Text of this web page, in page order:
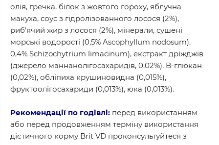
олія, гречка, білок з жовтого гороху, яблучна
макуха, соус з гідролізованного лосося (2%),
риб'ячий жир з лосося (2%), мінерали, сушені
морські водорості (0,5% Ascophyllum nodosum),
0,4% Schizochytrium limacinum), екстракт дріжджів
(джерело маннанолігосахаридів, 0,02%), B-глюкан
(0,02%), обліпиха крушиновидна (0,015%),
фруктоолігосахариди (0,013%), юка (0,013%).
Рекомендації по годівлі: перед використанням
або перед продовженням терміну використання
дієтичного корму Brit VD проконсультуйтеся з